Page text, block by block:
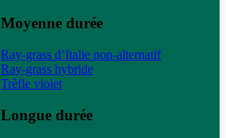
Moyenne durée
Ray-grass d’Italie non-alternatif
Ray-grass hybride
Trèfle violet
Longue durée